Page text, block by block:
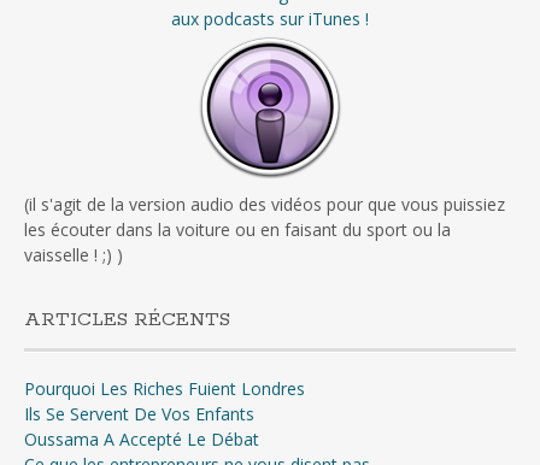
aux podcasts sur iTunes !
(il s'agit de la version audio des vidéos pour que vous puissiez
les écouter dans la voiture ou en faisant du sport ou la
vaisselle ! ;) )
ARTICLES RÉCENTS
Pourquoi Les Riches Fuient Londres
Ils Se Servent De Vos Enfants
Oussama A Accepté Le Débat